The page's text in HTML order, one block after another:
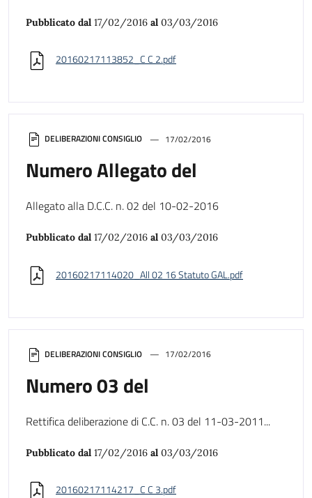
DELIBERAZIONI CONSIGLIO 17/02/2016
Numero 03 del
Rettifica deliberazione di C.C. n. 03 del 11-03-2011...
Pubblicato dal 17/02/2016 al 03/03/2016
20160217114217_C C 3.pdf
DELIBERAZIONI CONSIGLIO 17/02/2016
Numero Allegato del
Allegato alla D.C.C. n. 02 del 10-02-2016
Pubblicato dal 17/02/2016 al 03/03/2016
20160217114020_All 02 16 Statuto GAL.pdf
Pubblicato dal 17/02/2016 al 03/03/2016
20160217113852_C C 2.pdf